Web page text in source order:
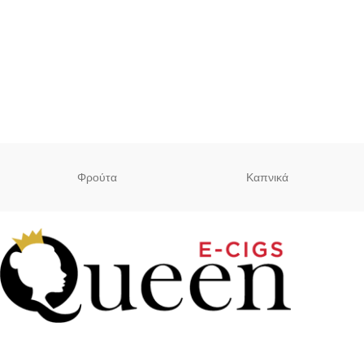
Φρούτα Καπνικά